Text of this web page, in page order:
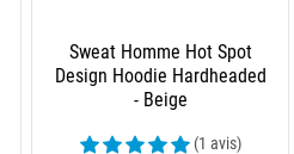
Sweat Homme Hot Spot
Design Hoodie Hardheaded
- Beige
(1 avis)